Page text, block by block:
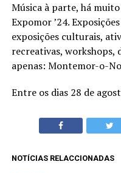
Música à parte, há
Expomor ’24.
exposições culturais,
recreativas, workshops,
apenas: Montemor-o-
Entre os dias 28 de
NOTÍCIAS RELACCIONADAS